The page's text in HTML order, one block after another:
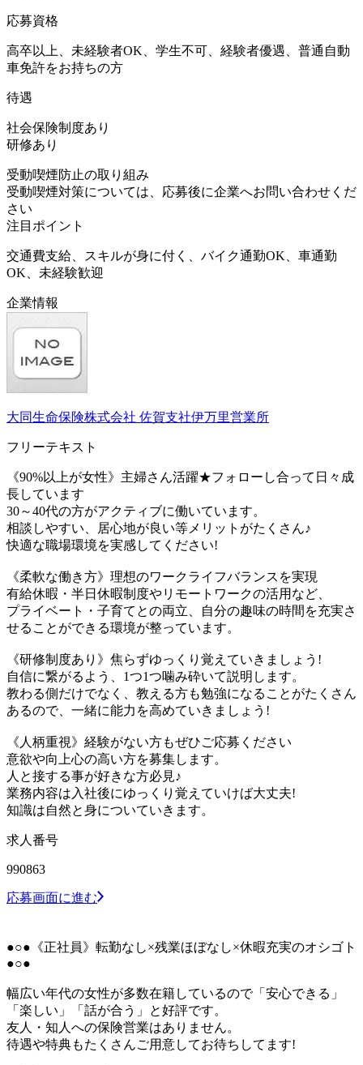
応募資格
高卒以上、未経験者OK、学生不可、経験者優遇、普通自動
車免許をお持ちの方
待遇
社会保険制度あり
研修あり
受動喫煙防止の取り組み
受動喫煙対策については、応募後に企業へお問い合わせくだ
さい
注目ポイント
交通費支給、スキルが身に付く、バイク通勤OK、車通勤
OK、未経験歓迎
企業情報
大同生命保険株式会社 佐賀支社伊万里営業所
フリーテキスト
《90%以上が女性》主婦さん活躍★フォローし合って日々成
長しています
30～40代の方がアクティブに働いています。
相談しやすい、居心地が良い等メリットがたくさん♪
快適な職場環境を実感してください!
《柔軟な働き方》理想のワークライフバランスを実現
有給休暇・半日休暇制度やリモートワークの活用など、
プライベート・子育てとの両立、自分の趣味の時間を充実さ
せることができる環境が整っています。
《研修制度あり》焦らずゆっくり覚えていきましょう!
自信に繋がるよう、1つ1つ噛み砕いて説明します。
教わる側だけでなく、教える方も勉強になることがたくさん
あるので、一緒に能力を高めていきましょう!
《人柄重視》経験がない方もぜひご応募ください
意欲や向上心の高い方を募集します。
人と接する事が好きな方必見♪
業務内容は入社後にゆっくり覚えていけば大丈夫!
知識は自然と身についていきます。
求人番号
990863
応募画面に進む
●○●《正社員》転勤なし×残業ほぼなし×休暇充実のオシゴト
●○●
幅広い年代の女性が多数在籍しているので「安心できる」
「楽しい」「話が合う」と好評です。
友人・知人への保険営業はありません。
待遇や特典もたくさんご用意してお待ちしてます!